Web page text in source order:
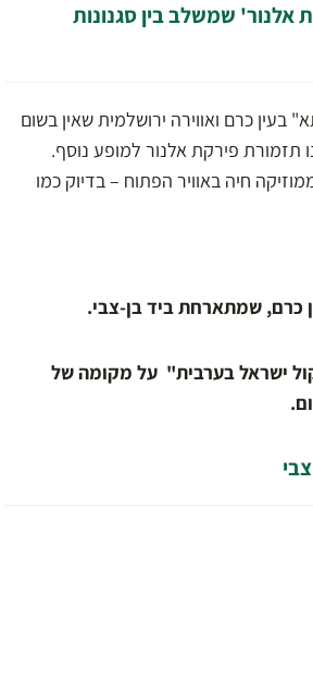
שמשלב בין סגנונות
כרם ואווירה ירושלמית שאין בשום
תזמורת פירקת אלנור למופע נוסף.
חיה באוויר הפתוח – בדיוק כמו
כרם, שמתארחת ביד בן-צבי.
ישראל בערבית" על מקומה של